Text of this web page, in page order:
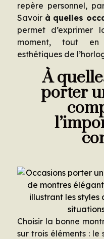
repère personnel,
Savoir à quelles
permet d’exprimer
moment, tout
esthétiques de
À
porter
Choisir la bonne
sur trois éléments :